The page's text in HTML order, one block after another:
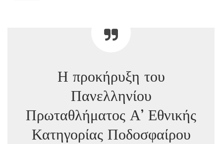
Η προκήρυξη του
Πανελληνίου
Πρωταθλήματος Α’ Εθνικής
Κατηγορίας Ποδοσφαίρου